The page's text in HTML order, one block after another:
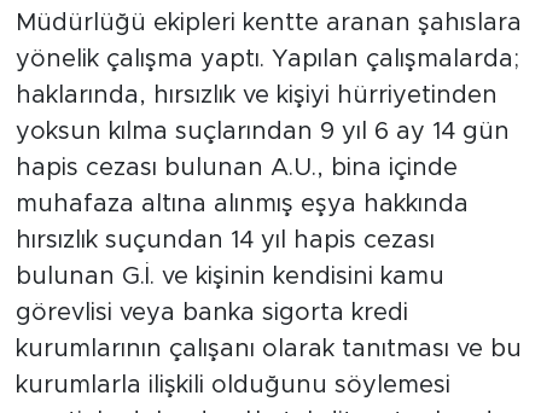
Müdürlüğü ekipleri kentte aranan şahıslara
yönelik çalışma yaptı. Yapılan çalışmalarda;
haklarında, hırsızlık ve kişiyi hürriyetinden
yoksun kılma suçlarından 9 yıl 6 ay 14 gün
hapis cezası bulunan A.U., bina içinde
muhafaza altına alınmış eşya hakkında
hırsızlık suçundan 14 yıl hapis cezası
bulunan G.İ. ve kişinin kendisini kamu
görevlisi veya banka sigorta kredi
kurumlarının çalışanı olarak tanıtması ve bu
kurumlarla ilişkili olduğunu söylemesi